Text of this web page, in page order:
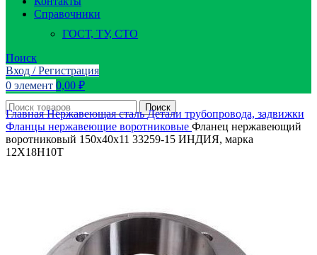
Справочники
ГОСТ, ТУ, СТО
Поиск
Вход / Регистрация
0 элемент 0,00 ₽
Поиск
ГлавнаяНержавеющая стальДетали трубопровода, задвижки
Фланцы нержавеющие воротниковые Фланец нержавеющий
воротниковый 150х40х11 33259-15 ИНДИЯ, марка
12Х18Н10Т